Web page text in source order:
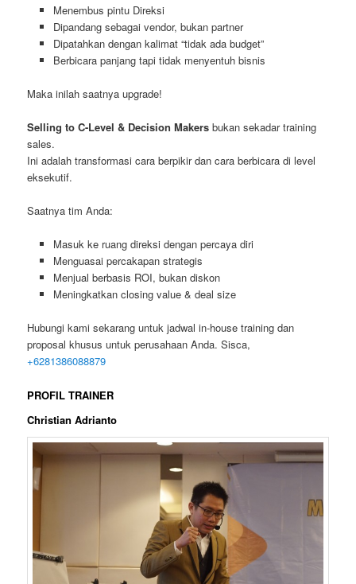
Menembus pintu Direksi
Dipandang sebagai vendor, bukan partner
Dipatahkan dengan kalimat “tidak ada budget”
Berbicara panjang tapi tidak menyentuh bisnis
Maka inilah saatnya upgrade!
Selling to C-Level & Decision Makers bukan sekadar training
sales.
Ini adalah transformasi cara berpikir dan cara berbicara di level
eksekutif.
Saatnya tim Anda:
Masuk ke ruang direksi dengan percaya diri
Menguasai percakapan strategis
Menjual berbasis ROI, bukan diskon
Meningkatkan closing value & deal size
Hubungi kami sekarang untuk jadwal in-house training dan
proposal khusus untuk perusahaan Anda. Sisca,
+6281386088879
PROFIL TRAINER
Christian Adrianto